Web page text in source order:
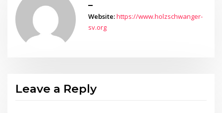
Website:https://www.holzschwanger-
sv.org
Leave a Reply